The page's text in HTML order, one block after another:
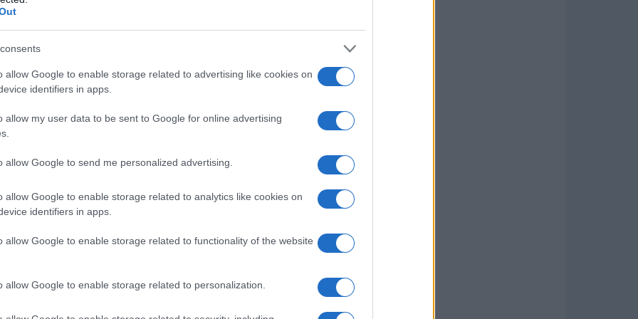
allow Google to enable storage related to advertising like cookies on
identifiers in apps.
allow my user data to be sent to Google for online advertising
allow Google to send me personalized advertising.
allow Google to enable storage related to analytics like cookies on
identifiers in apps.
allow Google to enable storage related to functionality of the website
allow Google to enable storage related to personalization.
viajar con niños? Puede parecer un
puede convertirse en una experiencia
y playas encantadoras, se presenta
que buscan unas vacaciones inolvidables.
Baleares hasta las doradas arenas de la
única que puede transformar el
Canaria: un paraíso seguro